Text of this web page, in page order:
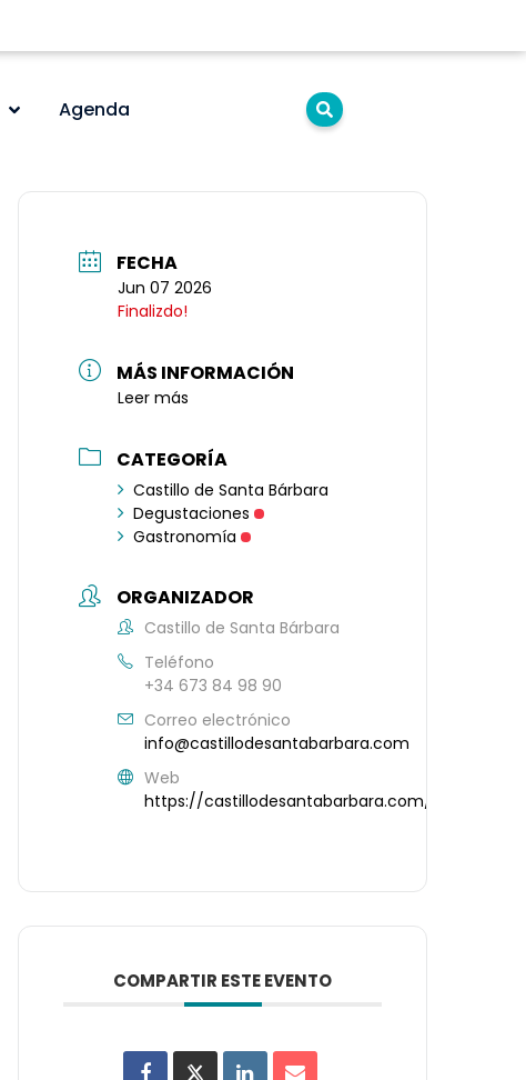
Agenda
FECHA
Jun 07 2026
Finalizdo!
MÁS INFORMACIÓN
Leer más
CATEGORÍA
Castillo de Santa Bárbara
Degustaciones
Gastronomía
ORGANIZADOR
Castillo de Santa Bárbara
Teléfono
+34 673 84 98 90
Correo electrónico
info@castillodesantabarbara.com
Web
https://castillodesantabarbara.com/
COMPARTIR ESTE EVENTO